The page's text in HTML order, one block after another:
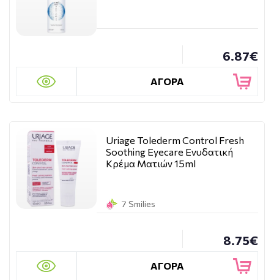
6.87€
ΑΓΟΡΑ
Uriage Tolederm Control Fresh
Soothing Eyecare Ενυδατική
Κρέμα Ματιών 15ml
7 Smilies
8.75€
ΑΓΟΡΑ